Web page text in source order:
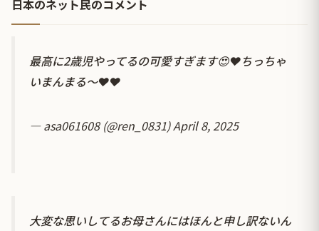
日本のネット民のコメント
最高に2歳児やってるの可愛すぎます😍❤️ちっちゃ
いまんまる〜❤️❤️
— asa061608 (@ren_0831)April 8, 2025
大変な思いしてるお母さんにはほんと申し訳ないん